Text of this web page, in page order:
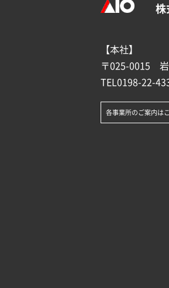
株
【本社】
〒025-0015 岩
TEL0198-22-
各事業所のご案内は